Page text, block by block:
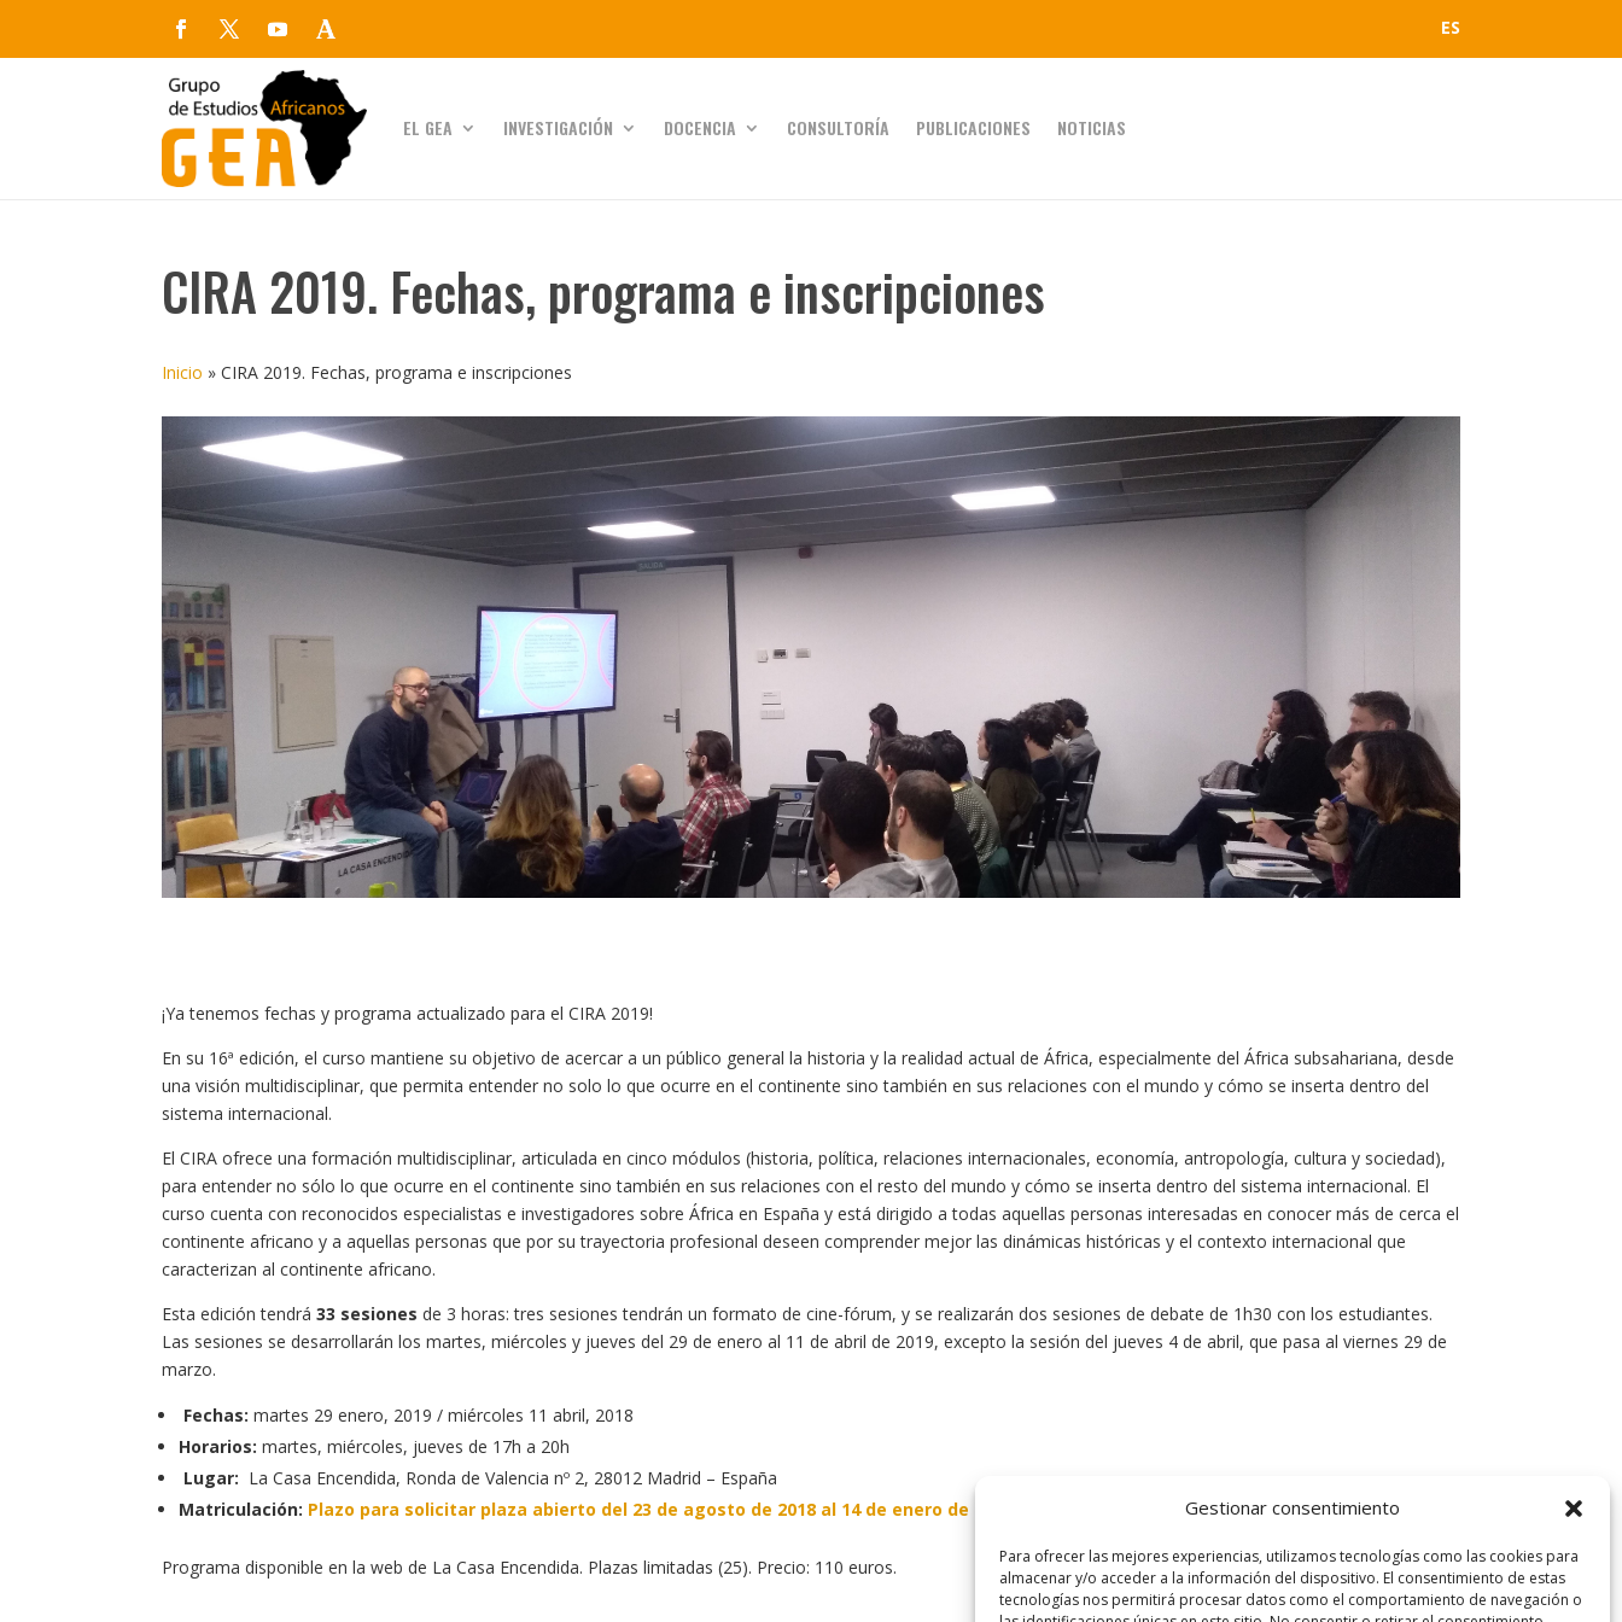
Gestionar consentimiento
Para ofrecer las mejores experiencias, utilizamos tecnologías como las cookies para
almacenar y/o acceder a la información del dispositivo. El consentimiento de estas
tecnologías nos permitirá procesar datos como el comportamiento de navegación o
ES
EL GEA INVESTIGACIÓN DOCENCIA CONSULTORÍA PUBLICACIONES NOTICIAS
CIRA 2019. Fechas, programa e inscripciones
Inicio »CIRA 2019. Fechas, programa e inscripciones
¡Ya tenemos fechas y programa actualizado para el CIRA 2019!
En su 16ª edición, el curso mantiene su objetivo de acercar a un público general la historia y la realidad actual de África, especialmente del África subsahariana, desde
una visión multidisciplinar, que permita entender no solo lo que ocurre en el continente sino también en sus relaciones con el mundo y cómo se inserta dentro del
sistema internacional.
El CIRA ofrece una formación multidisciplinar, articulada en cinco módulos (historia, política, relaciones internacionales, economía, antropología, cultura y sociedad),
para entender no sólo lo que ocurre en el continente sino también en sus relaciones con el resto del mundo y cómo se inserta dentro del sistema internacional. El
curso cuenta con reconocidos especialistas e investigadores sobre África en España y está dirigido a todas aquellas personas interesadas en conocer más de cerca el
continente africano y a aquellas personas que por su trayectoria profesional deseen comprender mejor las dinámicas históricas y el contexto internacional que
caracterizan al continente africano.
Esta edición tendrá33 sesiones de 3 horas: tres sesiones tendrán un formato de cine-fórum, y se realizarán dos sesiones de debate de 1h30 con los estudiantes.
Las sesiones se desarrollarán los martes, miércoles y jueves del 29 de enero al 11 de abril de 2019, excepto la sesión del jueves 4 de abril, que pasa al viernes 29 de
marzo.
Fechas: martes 29 enero, 2019 / miércoles 11 abril, 2018
Horarios: martes, miércoles, jueves de 17h a 20h
Lugar: La Casa Encendida, Ronda de Valencia nº 2, 28012 Madrid – España
Matriculación: Plazo para solicitar plaza abierto del 23 de agosto de 2018 al 14 de enero de 2019.
Programa disponible en la web de La Casa Encendida. Plazas limitadas (25). Precio: 110 euros.